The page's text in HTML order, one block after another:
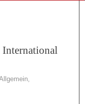
International
,